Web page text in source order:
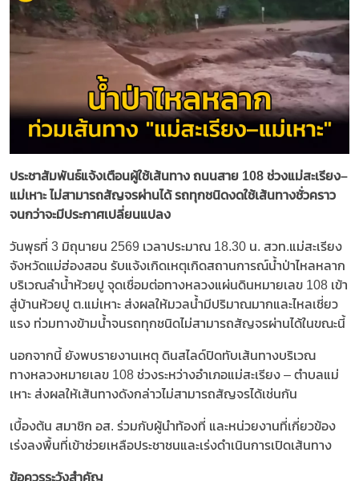
ประชาสัมพันธ์แจ้งเตือนผู้ใช้เส้นทาง ถนนสาย 108 ช่วงแม่สะเรียง–
แม่เหาะ ไม่สามารถสัญจรผ่านได้ รถทุกชนิดงดใช้เส้นทางชั่วคราว
จนกว่าจะมีประกาศเปลี่ยนแปลง
วันพุธที่ 3 มิถุนายน 2569 เวลาประมาณ 18.30 น. สวท.แม่สะเรียง
จังหวัดแม่ฮ่องสอน รับแจ้งเกิดเหตุเกิดสถานการณ์น้ำป่าไหลหลาก
บริเวณลำน้ำห้วยปู จุดเชื่อมต่อทางหลวงแผ่นดินหมายเลข 108 เข้า
สู่บ้านห้วยปู ต.แม่เหาะ ส่งผลให้มวลน้ำมีปริมาณมากและไหลเชี่ยว
แรง ท่วมทางข้ามน้ำจนรถทุกชนิดไม่สามารถสัญจรผ่านได้ในขณะนี้
นอกจากนี้ ยังพบรายงานเหตุ ดินสไลด์ปิดทับเส้นทางบริเวณ
ทางหลวงหมายเลข 108 ช่วงระหว่างอำเภอแม่สะเรียง – ตำบลแม่
เหาะ ส่งผลให้เส้นทางดังกล่าวไม่สามารถสัญจรได้เช่นกัน
เบื้องต้น สมาชิก อส. ร่วมกับผู้นำท้องที่ และหน่วยงานที่เกี่ยวข้อง
เร่งลงพื้นที่เข้าช่วยเหลือประชาชนและเร่งดำเนินการเปิดเส้นทาง
ข้อควรระวังสำคัญ